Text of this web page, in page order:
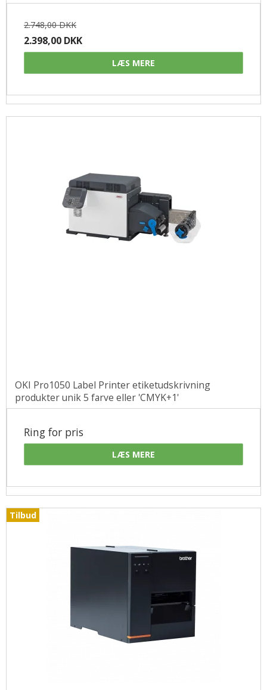
2.748,00 DKK
2.398,00 DKK
LÆS MERE
OKI Pro1050 Label Printer etiketudskrivning
produkter unik 5 farve eller 'CMYK+1'
Ring for pris
LÆS MERE
Tilbud